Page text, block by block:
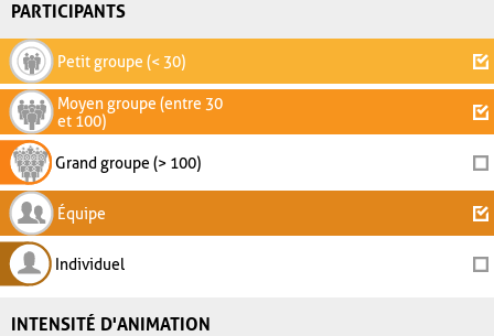
PARTICIPANTS
Petit groupe (< 30)
Moyen groupe (entre 30
et 100)
Grand groupe (> 100)
Équipe
Individuel
INTENSITÉ D'ANIMATION